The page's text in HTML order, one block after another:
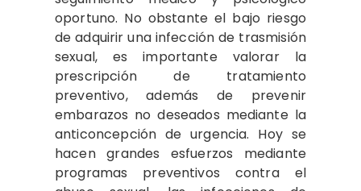
oportuno. No obstante el bajo riesgo
de adquirir una infección de trasmisión
sexual, es importante valorar la
prescripción de tratamiento
preventivo, además de prevenir
embarazos no deseados mediante la
anticoncepción de urgencia. Hoy se
hacen grandes esfuerzos mediante
programas preventivos contra el